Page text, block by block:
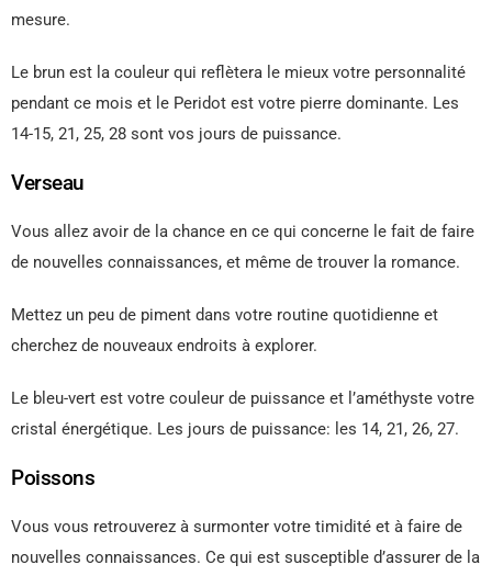
mesure.
Le brun est la couleur qui reflètera le mieux votre personnalité
pendant ce mois et le Peridot est votre pierre dominante. Les
14-15, 21, 25, 28 sont vos jours de puissance.
Verseau
Vous allez avoir de la chance en ce qui concerne le fait de faire
de nouvelles connaissances, et même de trouver la romance.
Mettez un peu de piment dans votre routine quotidienne et
cherchez de nouveaux endroits à explorer.
Le bleu-vert est votre couleur de puissance et l’améthyste votre
cristal énergétique. Les jours de puissance: les 14, 21, 26, 27.
Poissons
Vous vous retrouverez à surmonter votre timidité et à faire de
nouvelles connaissances. Ce qui est susceptible d’assurer de la